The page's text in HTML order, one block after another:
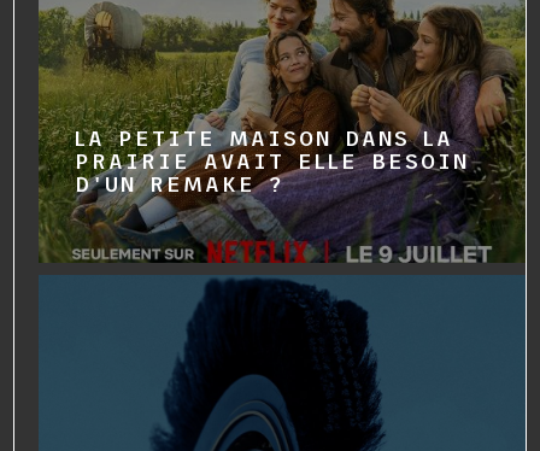
LA PETITE MAISON DANS LA
PRAIRIE AVAIT ELLE BESOIN
D'UN REMAKE ?